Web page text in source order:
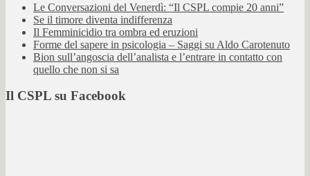
Le Conversazioni del Venerdì: “Il CSPL compie 20 anni”
Se il timore diventa indifferenza
Il Femminicidio tra ombra ed eruzioni
Forme del sapere in psicologia – Saggi su Aldo Carotenuto
Bion sull’angoscia dell’analista e l’entrare in contatto con
quello che non si sa
Il CSPL su Facebook